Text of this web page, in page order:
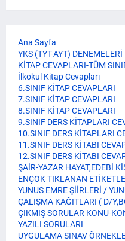
Ana Sayfa
YKS (TYT-AYT) DENEMELERİ
KİTAP CEVAPLARI-TÜM
İlkokul Kitap Cevapları
6.SINIF KİTAP CEVAPLARI
7.SINIF KİTAP CEVAPLARI
8.SINIF KİTAP CEVAPLARI
9.SINIF DERS KİTAPLARI
10.SINIF DERS KİTAPLARI
11.SINIF DERS KİTABI
12.SINIF DERS KİTABI
ŞAİR-YAZAR HAYAT,EDEBİ
ENÇOK TIKLANAN
YUNUS EMRE ŞİİRLERİ /
ÇALIŞMA KAĞITLARI ( D/
ÇIKMIŞ SORULAR KONU-
YAZILI SORULARI
UYGULAMA SINAV